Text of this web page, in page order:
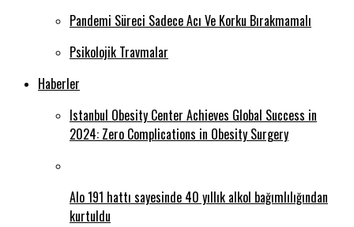
Pandemi Süreci Sadece Acı Ve Korku Bırakmamalı
Psikolojik Travmalar
Haberler
Istanbul Obesity Center Achieves Global Success in
2024: Zero Complications in Obesity Surgery
Alo 191 hattı sayesinde 40 yıllık alkol bağımlılığından
kurtuldu